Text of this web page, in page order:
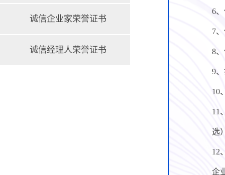
诚信企业家荣誉证书
诚信经理人荣誉证书
6
7
8
9
10
11
选
12
企